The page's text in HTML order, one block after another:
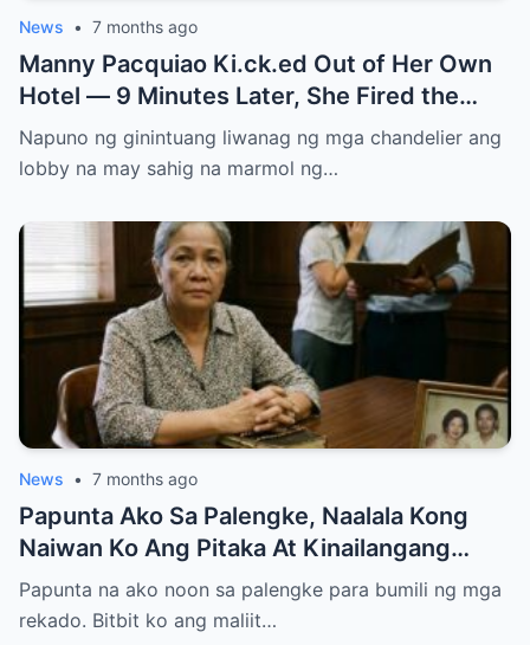
News • 7 months ago
Manny Pacquiao Ki.ck.ed Out of Her Own
Hotel — 9 Minutes Later, She Fired the
Entire Staff…..
Napuno ng ginintuang liwanag ng mga chandelier ang
lobby na may sahig na marmol ng…
News • 7 months ago
Papunta Ako Sa Palengke, Naalala Kong
Naiwan Ko Ang Pitaka At Kinailangang
Umuwi, Pero…
Papunta na ako noon sa palengke para bumili ng mga
rekado. Bitbit ko ang maliit…